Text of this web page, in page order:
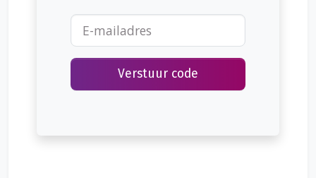
Verstuur code